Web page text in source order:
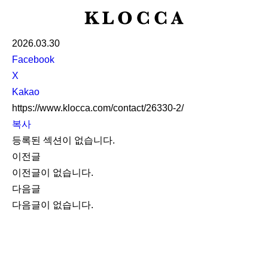
K
2026.03.30
S
N
S
S
h
a
r
e
Facebook
X
Kakao
https://www.klocca.com/contact/26330-2/
복사
등록된 섹션이 없습니다.
이전글
이전글이 없습니다.
다음글
다음글이 없습니다.